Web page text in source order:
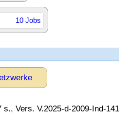
10 Jobs
s., Vers. V.2025-d-2009-Ind-141